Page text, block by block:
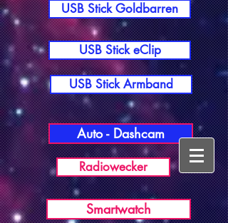
USB Stick Goldbarren
USB Stick eClip
USB Stick Armband
Auto - Dashcam
Radiowecker
Smartwatch